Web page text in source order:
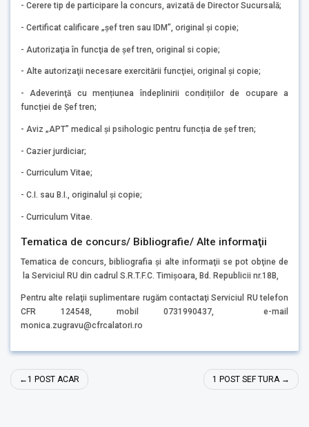
- Cerere tip de participare la concurs, avizată de Director Sucursală;
- Certificat calificare „şef tren sau IDM”, original şi copie;
- Autorizaţia în funcţia de şef tren, original si copie;
- Alte autorizaţii necesare exercitării funcţiei, original şi copie;
- Adeverinţă cu mențiunea îndeplinirii condițiilor de ocupare a
funcției de Șef tren;
- Aviz „APT” medical și psihologic pentru funcția de șef tren;
- Cazier jurdiciar;
- Curriculum Vitae;
- C.I. sau B.I., originalul şi copie;
- Curriculum Vitae.
Tematica de concurs/ Bibliografie/ Alte informaţii
Tematica de concurs, bibliografia şi alte informaţii se pot obţine de
la Serviciul RU din cadrul S.R.T.F.C. Timişoara, Bd. Republicii nr.18B,
Pentru alte relaţii suplimentare rugăm contactaţi Serviciul RU telefon
CFR 124548, mobil 0731990437, e-mail
monica.zugravu@cfrcalatori.ro
Navigare
în
1 POST ACAR 1 POST SEF TURA